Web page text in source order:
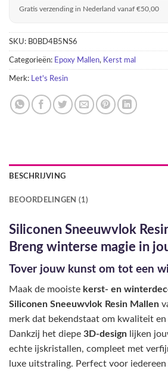
Gratis verzending in Nederland vanaf €50,00
SKU: B0BD4B5NS6
Categorieën: Epoxy Mallen, Kerst mal
Merk: Let's Resin
BESCHRIJVING
BEOORDELINGEN (1)
Siliconen Sneeuwvlok
Breng winterse magie in
Tover jouw kunst om tot een
Maak de mooiste kerst- en
Siliconen Sneeuwvlok Resin Mallen
merk dat bekendstaat om kwaliteit en
Dankzij het diepe 3D-design lijken
echte ijskristallen, compleet met
luxe uitstraling. Perfect voor